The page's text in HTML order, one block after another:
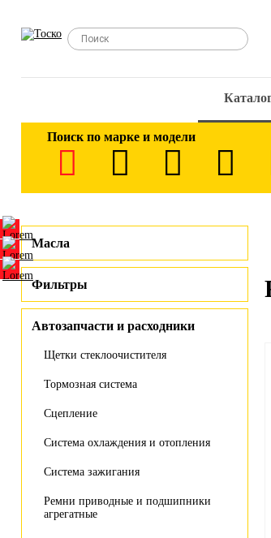
Поиск по марке и модели
Масла
Фильтры
Автозапчасти и расходники
Щетки стеклоочистителя
Тормозная система
Сцепление
Система охлаждения и отопления
Система зажигания
Ремни приводные и подшипники
агрегатные